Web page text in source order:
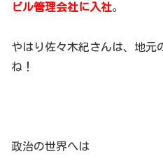
ビル管理会社に入社。
やはり佐々木紀さんは、地元
ね！
政治の世界へは